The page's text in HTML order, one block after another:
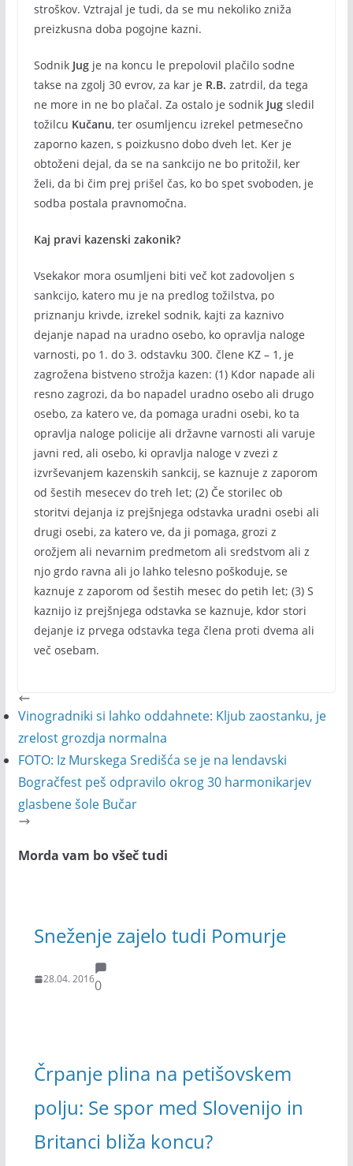
stroškov. Vztrajal je tudi, da se mu nekoliko zniža
preizkusna doba pogojne kazni.
Sodnik Jugje na koncu le prepolovil plačilo sodne
takse na zgolj 30 evrov, za kar je R.B. zatrdil, da tega
ne more in ne bo plačal. Za ostalo je sodnik Jugsledil
tožilcu Kučanu, ter osumljencu izrekel petmesečno
zaporno kazen, s poizkusno dobo dveh let. Ker je
obtoženi dejal, da se na sankcijo ne bo pritožil, ker
želi, da bi čim prej prišel čas, ko bo spet svoboden, je
sodba postala pravnomočna.
Kaj pravi kazenski zakonik?
Vsekakor mora osumljeni biti več kot zadovoljen s
sankcijo, katero mu je na predlog tožilstva, po
priznanju krivde, izrekel sodnik, kajti za kaznivo
dejanje napad na uradno osebo, ko opravlja naloge
varnosti, po 1. do 3. odstavku 300. člene KZ – 1, je
zagrožena bistveno strožja kazen: (1) Kdor napade ali
resno zagrozi, da bo napadel uradno osebo ali drugo
osebo, za katero ve, da pomaga uradni osebi, ko ta
opravlja naloge policije ali državne varnosti ali varuje
javni red, ali osebo, ki opravlja naloge v zvezi z
izvrševanjem kazenskih sankcij, se kaznuje z zaporom
od šestih mesecev do treh let; (2) Če storilec ob
storitvi dejanja iz prejšnjega odstavka uradni osebi ali
drugi osebi, za katero ve, da ji pomaga, grozi z
orožjem ali nevarnim predmetom ali sredstvom ali z
njo grdo ravna ali jo lahko telesno poškoduje, se
kaznuje z zaporom od šestih mesec do petih let; (3) S
kaznijo iz prejšnjega odstavka se kaznuje, kdor stori
dejanje iz prvega odstavka tega člena proti dvema ali
več osebam.
Vinogradniki si lahko oddahnete: Kljub zaostanku, je
zrelost grozdja normalna
FOTO: Iz Murskega Središća se je na lendavski
Bogračfest peš odpravilo okrog 30 harmonikarjev
glasbene šole Bučar
Morda vam bo všeč tudi
Sneženje zajelo tudi Pomurje
28.04. 20160
Črpanje plina na petišovskem
polju: Se spor med Slovenijo in
Britanci bliža koncu?